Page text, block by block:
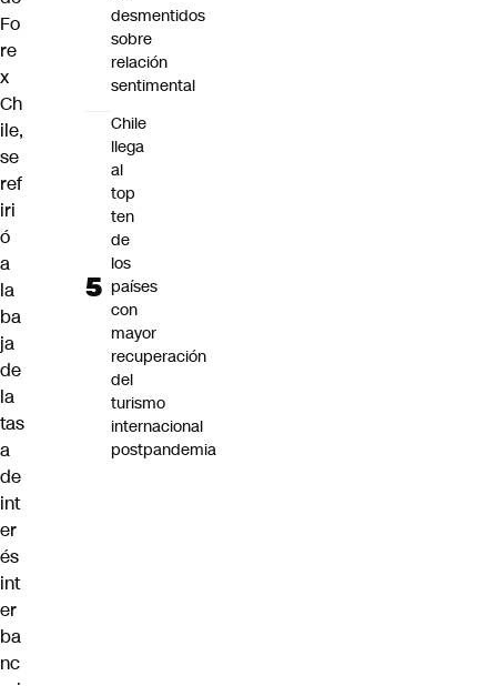
Fo
re
x
Ch
ile,
se
ref
iri
ó
a
la
ba
ja
de
la
tas
a
de
int
er
és
int
er
ba
nc
desmentidos
sobre
relación
sentimental
Chile
llega
al
top
ten
de
los
países
con
mayor
recuperación
del
turismo
internacional
postpandemia